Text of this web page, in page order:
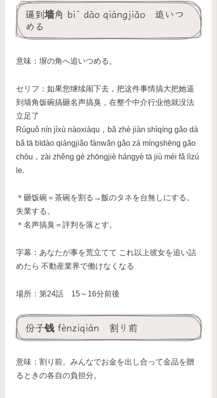
逼到墙角 bī dào qiángjiǎo 追いつ
める
意味：塀の角へ追いつめる。
セリフ：如果您继续闹下去，把这件事情搞大把她逼
到墙角饭碗搞砸名声搞臭，在整个中介行业他就没法
立足了
Rúguǒ nín jìxù nàoxiàqu，bǎ zhè jiàn shìqíng gǎo dà
bǎ tā bīdào qiángjiǎo fànwǎn gǎo zá míngshēng gǎo
chòu，zài zhěng gè zhōngjiè hángyè tā jiù méi fǎ lìzú
le.
＊砸饭碗＝茶碗を割る→飯のタネを台無しにする。
失業する。
＊名声搞臭＝評判を落とす。
字幕：あなたが事を荒立てて これ以上彼女を追い詰
めたら 不動産業界で働けなくなる
場所：第24話 15～16分前後
份子钱 fènziqián 割り前
意味：割り前。みんなでお金を出し合って金品を贈
るときの各自の負担分。